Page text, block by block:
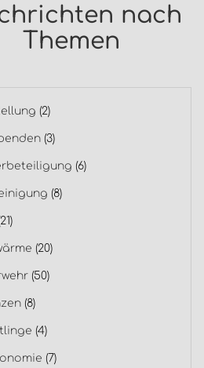
nach
Themen
(2)
(3)
(6)
(8)
(20)
(50)
(8)
(4)
(7)